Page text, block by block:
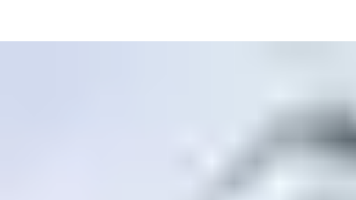
vor allem, dass Bewohner in einer Notsituation schnell und